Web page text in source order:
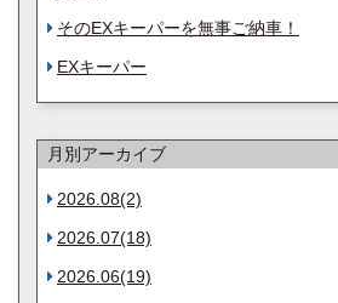
そのEXキーパーを無事ご納車！
EXキーパー
月別アーカイブ
2026.08(2)
2026.07(18)
2026.06(19)